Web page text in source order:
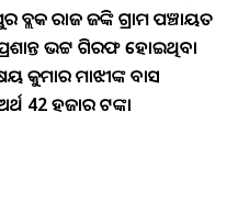
ରାଜ ଜଙ୍କିଆ ଗ୍ରାମ ପଞ୍ଚାୟତ
ଭଟ୍ଟ ଗିରଫ ହୋଇଥିବା
କୁମାର ମାଝୀଙ୍କ ଆବାସ
42 ହଜାର ଟଙ୍କା